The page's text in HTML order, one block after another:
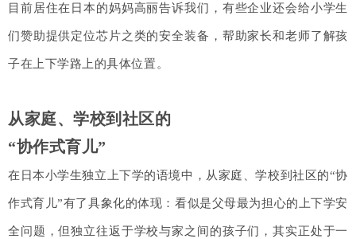
目前居住在日本的妈妈高丽告诉我们，有些企业还会给小学生
们赞助提供定位芯片之类的安全装备，帮助家长和老师了解孩
子在上下学路上的具体位置。
从家庭、学校到社区的
“协作式育儿”
在日本小学生独立上下学的语境中，从家庭、学校到社区的“协
作式育儿”有了具象化的体现：看似是父母最为担心的上下学安
全问题，但独立往返于学校与家之间的孩子们，其实正处于一